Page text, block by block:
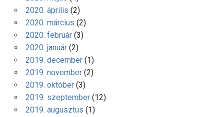
2020. április (2)
2020. március (2)
2020. február(3)
2020. január(2)
2019. december(1)
2019. november(2)
2019. október(3)
2019. szeptember(12)
2019. augusztus (1)